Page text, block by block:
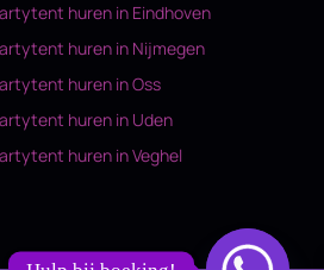
huren in Eindhoven
huren in Nijmegen
huren in Oss
huren in Uden
huren in Veghel